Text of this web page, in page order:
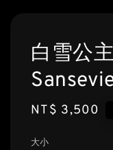
白雪公
Regular
NT$ 3,500
大小